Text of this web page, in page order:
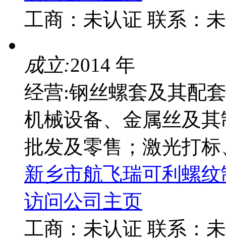
工商： 未认证 联系：
成立:2014 年
经营:钢丝螺套及其配
机械设备、金属丝及
批发及零售；激光打
新乡市航飞瑞可利螺
访问公司主页
工商： 未认证 联系：